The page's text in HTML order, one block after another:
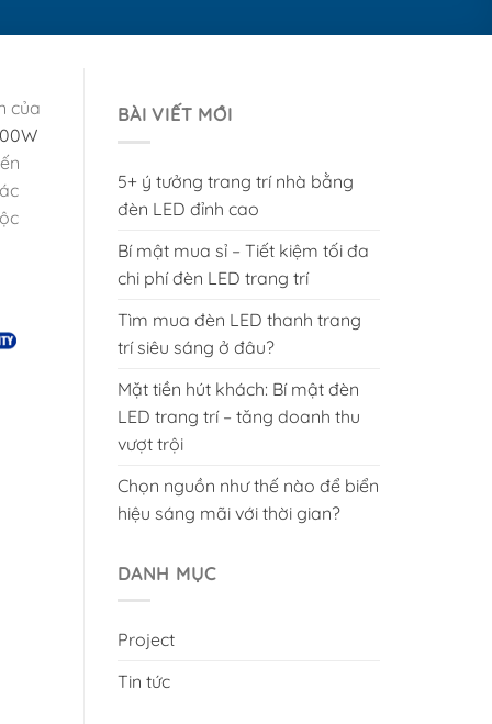
của
BÀI VIẾT MỚI
5+ ý tưởng trang trí nhà bằng
đèn LED đỉnh cao
Bí mật mua sỉ – Tiết kiệm tối đa
chi phí đèn LED trang trí
Tìm mua đèn LED thanh trang
trí siêu sáng ở đâu?
Mặt tiền hút khách: Bí mật đèn
LED trang trí – tăng doanh thu
vượt trội
Chọn nguồn như thế nào để biển
hiệu sáng mãi với thời gian?
DANH MỤC
Project
Tin tức